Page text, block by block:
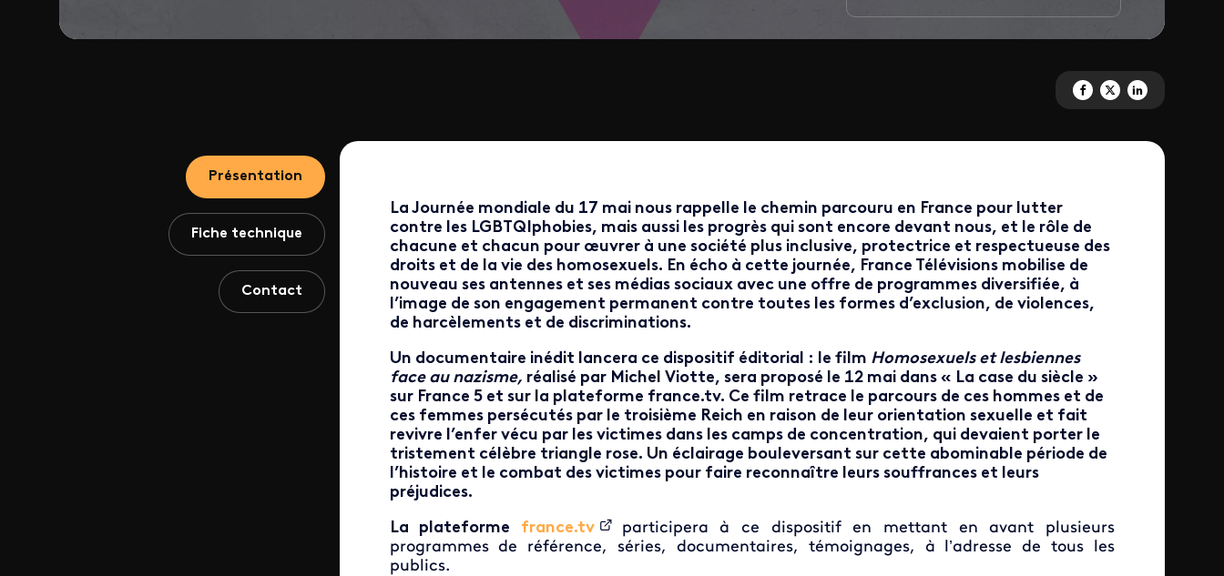
Partagez 'Homosexuels et
Partagez 'Homosexuels
Partagez
Présentation
Fiche technique
Contact
La Journée mondiale du 17 mai nous rappelle le chemin parcouru en France pour lutter
contre les LGBTQIphobies, mais aussi les progrès qui sont encore devant nous, et le rôle de
chacune et chacun pour œuvrer à une société plus inclusive, protectrice et respectueuse des
droits et de la vie des homosexuels. En écho à cette journée, France Télévisions mobilise de
nouveau ses antennes et ses médias sociaux avec une offre de programmes diversifiée, à
l’image de son engagement permanent contre toutes les formes d’exclusion, de violences,
de harcèlements et de discriminations.
Un documentaire inédit lancera ce dispositif éditorial : le film Homosexuels et lesbiennes
face au nazisme, réalisé par Michel Viotte, sera proposé le 12 mai dans « La case du siècle »
sur France 5 et sur la plateforme france.tv. Ce film retrace le parcours de ces hommes et de
ces femmes persécutés par le troisième Reich en raison de leur orientation sexuelle et fait
revivre l’enfer vécu par les victimes dans les camps de concentration, qui devaient porter le
tristement célèbre triangle rose. Un éclairage bouleversant sur cette abominable période de
l’histoire et le combat des victimes pour faire reconnaître leurs souffrances et leurs
préjudices.
La plateforme france.tv
participera à ce dispositif en mettant en avant plusieurs
programmes de référence, séries, documentaires, témoignages, à l’adresse de tous les
publics.